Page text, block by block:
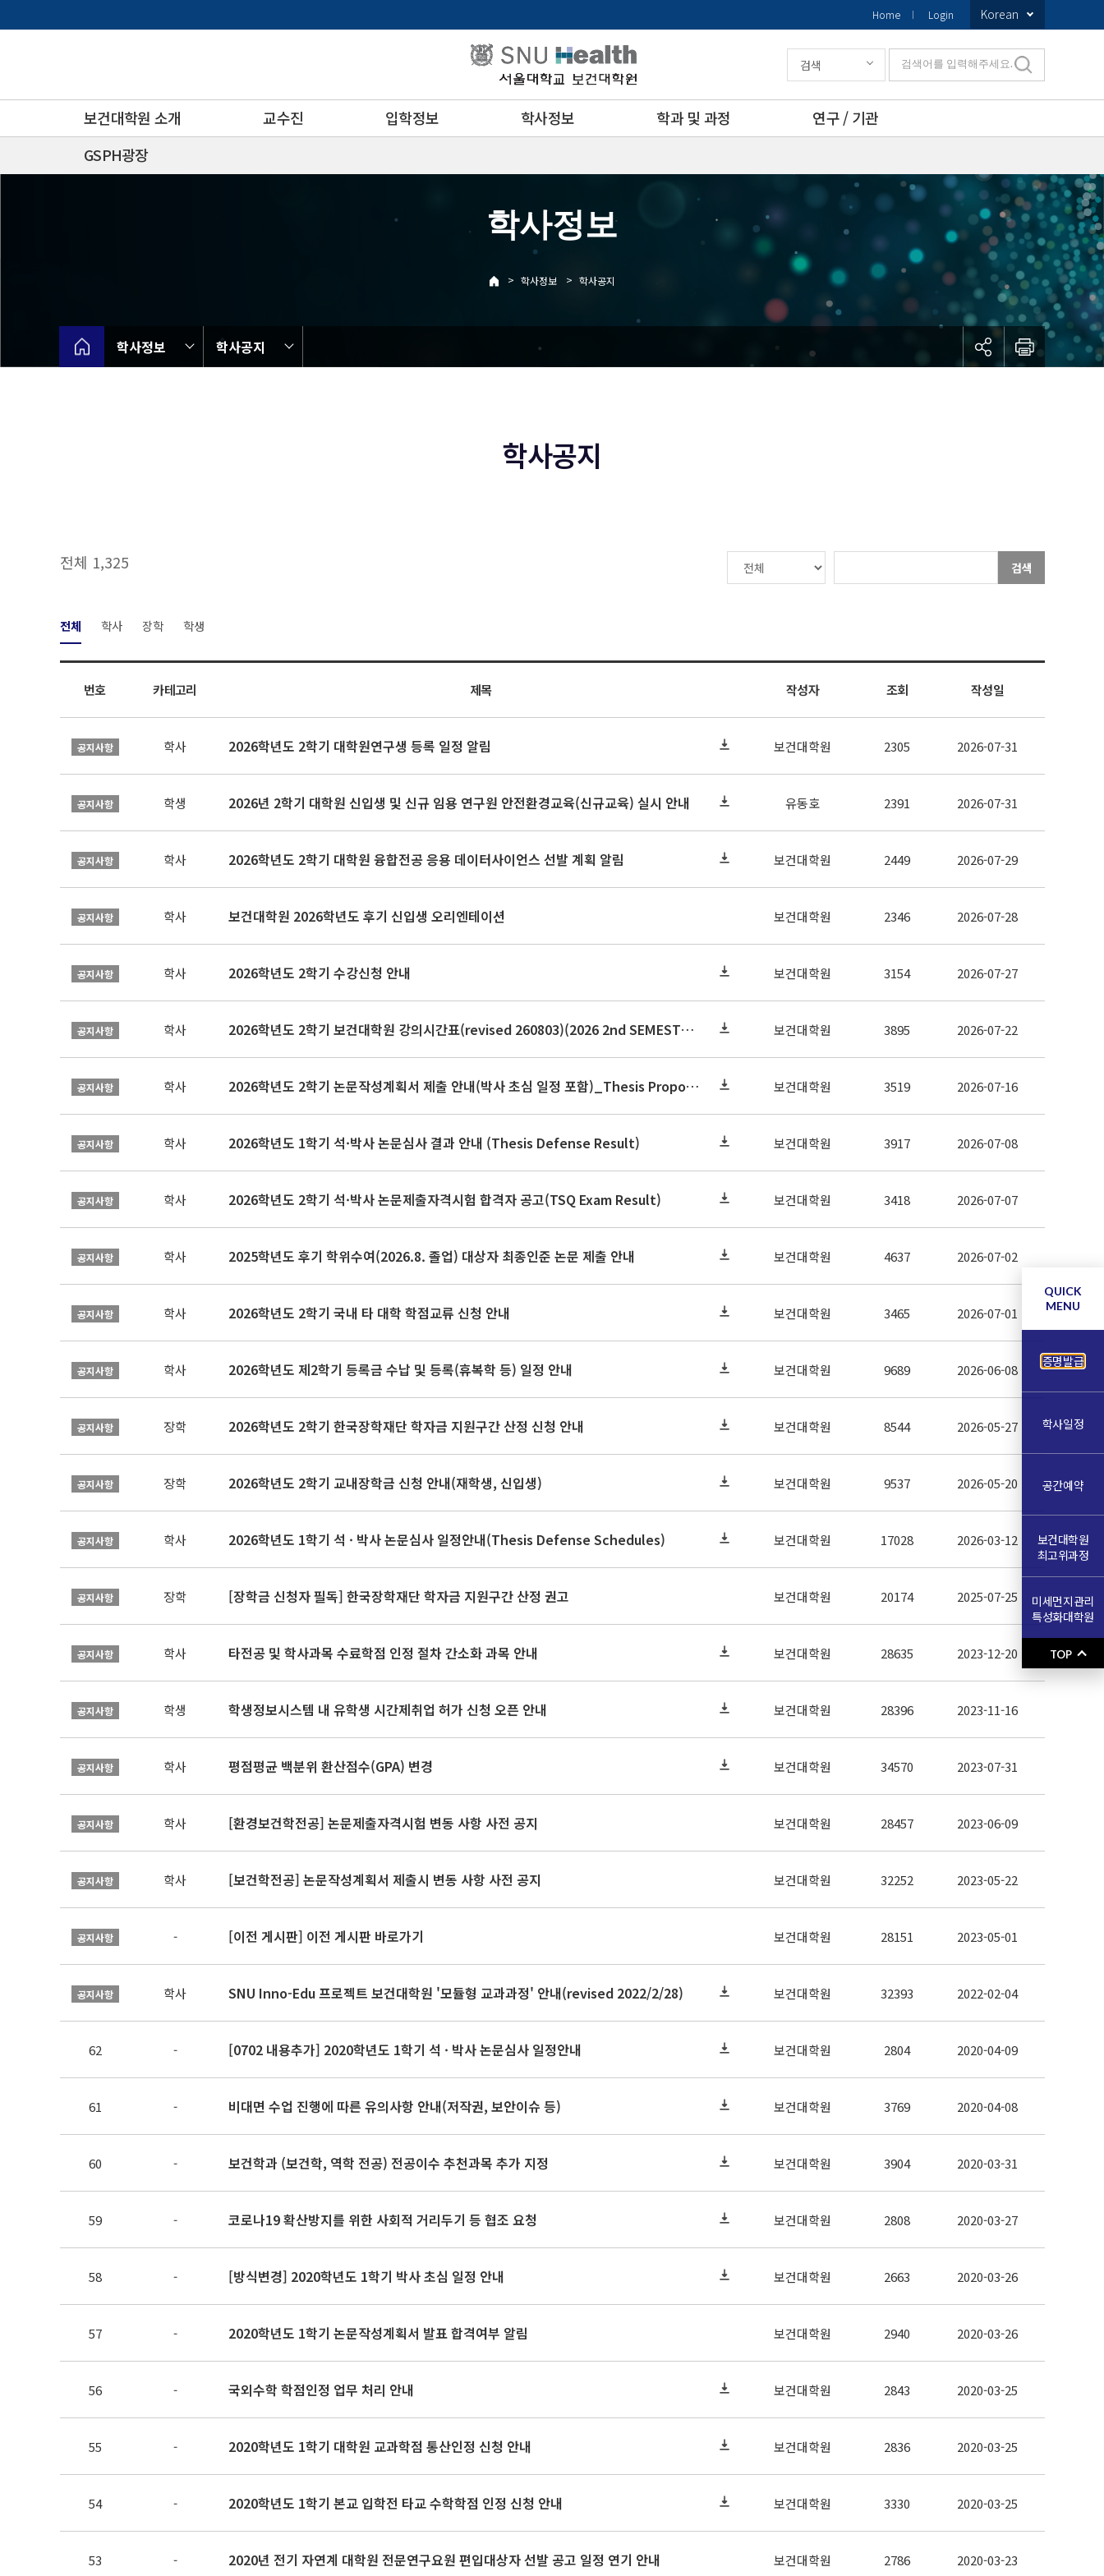
로
Home Login Korean
보건대학원 소개 교수진 입학정보 학사정보 학과 및 과정
연구 / 기관
GSPH광장
검색 검색어를 입력해주세요.
학사정보
> 학사정보 > 학사공지
학사정보 학사공지
학사공지
전체 1,325 검색
전체 학사 장학 학생
번호 카테고리 제목 작성자 조회 작성일
공지사항 학사 2026학년도 2학기 대학원연구생 등록 일정 알림 보건대학원 2305 2026-07-31
공지사항 학생 2026년 2학기 대학원 신입생 및 신규 임용 연구원 안전환경교육(신규교육) 실시 안내 유동호 2391 2026-07-31
공지사항 학사 2026학년도 2학기 대학원 융합전공 응용 데이터사이언스 선발 계획 알림 보건대학원 2449 2026-07-29
공지사항 학사 보건대학원 2026학년도 후기 신입생 오리엔테이션 보건대학원 2346 2026-07-28
공지사항 학사 2026학년도 2학기 수강신청 안내 보건대학원 3154 2026-07-27
공지사항 학사 2026학년도 2학기 보건대학원 강의시간표(revised 260803)(2026 2nd SEMESTER SNU GSPH TIMETABLE) 보건대학원 3895 2026-07-22
공지사항 학사 2026학년도 2학기 논문작성계획서 제출 안내(박사 초심 일정 포함)_Thesis Proposal 보건대학원 3519 2026-07-16
공지사항 학사 2026학년도 1학기 석·박사 논문심사 결과 안내 (Thesis Defense Result) 보건대학원 3917 2026-07-08
공지사항 학사 2026학년도 2학기 석·박사 논문제출자격시험 합격자 공고(TSQ Exam Result) 보건대학원 3418 2026-07-07
공지사항 학사 2025학년도 후기 학위수여(2026.8. 졸업) 대상자 최종인준 논문 제출 안내 보건대학원 4637 2026-07-02
공지사항 학사 2026학년도 2학기 국내 타 대학 학점교류 신청 안내 보건대학원 3465 2026-07-01
공지사항 학사 2026학년도 제2학기 등록금 수납 및 등록(휴복학 등) 일정 안내 보건대학원 9689 2026-06-08
공지사항 장학 2026학년도 2학기 한국장학재단 학자금 지원구간 산정 신청 안내 보건대학원 8544 2026-05-27
공지사항 장학 2026학년도 2학기 교내장학금 신청 안내(재학생, 신입생) 보건대학원 9537 2026-05-20
공지사항 학사 2026학년도 1학기 석 · 박사 논문심사 일정안내(Thesis Defense Schedules) 보건대학원 17028 2026-03-12
공지사항 장학 [장학금 신청자 필독] 한국장학재단 학자금 지원구간 산정 권고 보건대학원 20174 2025-07-25
공지사항 학사 타전공 및 학사과목 수료학점 인정 절차 간소화 과목 안내 보건대학원 28635 2023-12-20
공지사항 학생 학생정보시스템 내 유학생 시간제취업 허가 신청 오픈 안내 보건대학원 28396 2023-11-16
공지사항 학사 평점평균 백분위 환산점수(GPA) 변경 보건대학원 34570 2023-07-31
공지사항 학사 [환경보건학전공] 논문제출자격시험 변동 사항 사전 공지 보건대학원 28457 2023-06-09
공지사항 학사 [보건학전공] 논문작성계획서 제출시 변동 사항 사전 공지 보건대학원 32252 2023-05-22
공지사항 - [이전 게시판] 이전 게시판 바로가기 보건대학원 28151 2023-05-01
공지사항 학사 SNU Inno-Edu 프로젝트 보건대학원 '모듈형 교과과정' 안내(revised 2022/2/28) 보건대학원 32393 2022-02-04
62 - [0702 내용추가] 2020학년도 1학기 석 · 박사 논문심사 일정안내 보건대학원 2804 2020-04-09
61 - 비대면 수업 진행에 따른 유의사항 안내(저작권, 보안이슈 등) 보건대학원 3769 2020-04-08
60 - 보건학과 (보건학, 역학 전공) 전공이수 추천과목 추가 지정 보건대학원 3904 2020-03-31
59 - 코로나19 확산방지를 위한 사회적 거리두기 등 협조 요청 보건대학원 2808 2020-03-27
58 - [방식변경] 2020학년도 1학기 박사 초심 일정 안내 보건대학원 2663 2020-03-26
57 - 2020학년도 1학기 논문작성계획서 발표 합격여부 알림 보건대학원 2940 2020-03-26
56 - 국외수학 학점인정 업무 처리 안내 보건대학원 2843 2020-03-25
55 - 2020학년도 1학기 대학원 교과학점 통산인정 신청 안내 보건대학원 2836 2020-03-25
54 - 2020학년도 1학기 본교 입학전 타교 수학학점 인정 신청 안내 보건대학원 3330 2020-03-25
53 - 2020년 전기 자연계 대학원 전문연구요원 편입대상자 선발 공고 일정 연기 안내 보건대학원 2786 2020-03-23
QUICK
MENU
증명발급
학사일정
공간예약
보건대학원
최고위과정
미세먼지관리
특성화대학원
TOP